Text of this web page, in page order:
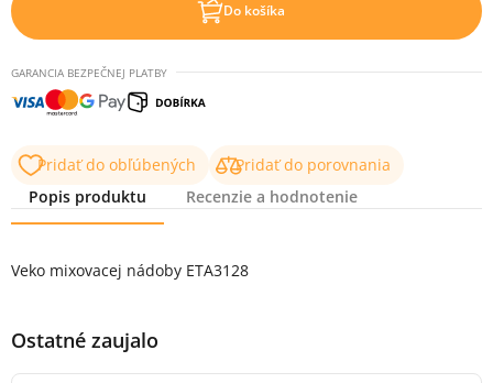
Do košíka
GARANCIA BEZPEČNEJ PLATBY
Pridať do obľúbených
Pridať do porovnania
Popis produktu
Recenzie a hodnotenie
Veko mixovacej nádoby ETA3128
Ostatné zaujalo